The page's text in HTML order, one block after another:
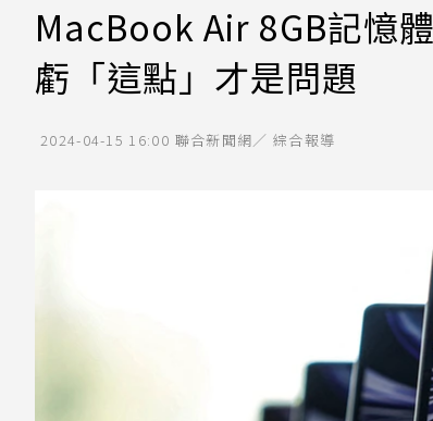
MacBook Air 8GB記憶
虧「這點」才是問題
2024-04-15 16:00 聯合新聞網／ 綜合報導